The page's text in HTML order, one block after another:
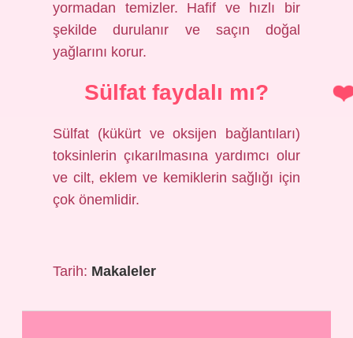
yormadan temizler. Hafif ve hızlı bir
şekilde durulanır ve saçın doğal
yağlarını korur.
Sülfat faydalı mı?
Sülfat (kükürt ve oksijen bağlantıları)
toksinlerin çıkarılmasına yardımcı olur
ve cilt, eklem ve kemiklerin sağlığı için
çok önemlidir.
Tarih: Makaleler